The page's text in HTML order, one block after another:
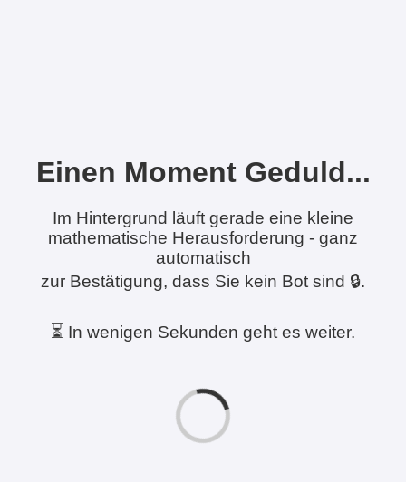
Einen Moment Geduld...
Im Hintergrund läuft gerade eine kleine
mathematische Herausforderung - ganz
automatisch
zur Bestätigung, dass Sie kein Bot sind 🔒.
⏳ In wenigen Sekunden geht es weiter.